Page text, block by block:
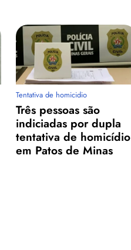
Tentativa de homicidio
Três pessoas são
indiciadas por dupla
tentativa de homicídio
em Patos de Minas